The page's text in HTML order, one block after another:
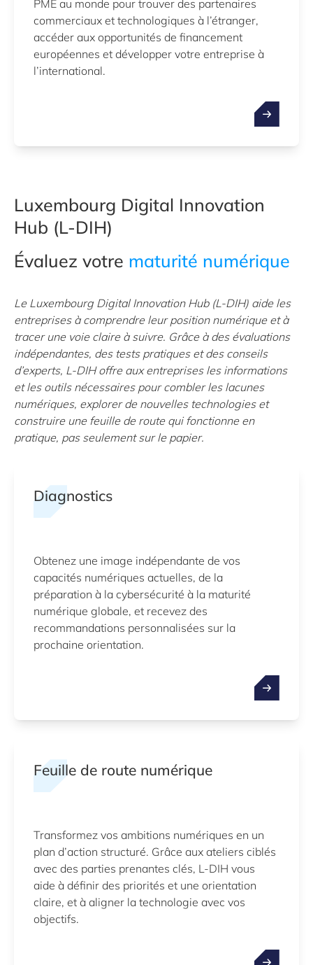
PME au monde pour trouver des partenaires
commerciaux et technologiques à l’étranger,
accéder aux opportunités de financement
européennes et développer votre entreprise à
l’international.
Luxembourg Digital Innovation
Hub (L-DIH)
Évaluez votre maturité numérique
Le Luxembourg Digital Innovation Hub (L-DIH) aide les
entreprises à comprendre leur position numérique et à
tracer une voie claire à suivre. Grâce à des évaluations
indépendantes, des tests pratiques et des conseils
d’experts, L-DIH offre aux entreprises les informations
et les outils nécessaires pour combler les lacunes
numériques, explorer de nouvelles technologies et
construire une feuille de route qui fonctionne en
pratique, pas seulement sur le papier.
Diagnostics
Obtenez une image indépendante de vos
capacités numériques actuelles, de la
préparation à la cybersécurité à la maturité
numérique globale, et recevez des
recommandations personnalisées sur la
prochaine orientation.
Feuille de route numérique
Transformez vos ambitions numériques en un
plan d’action structuré. Grâce aux ateliers ciblés
avec des parties prenantes clés, L-DIH vous
aide à définir des priorités et une orientation
claire, et à aligner la technologie avec vos
objectifs.